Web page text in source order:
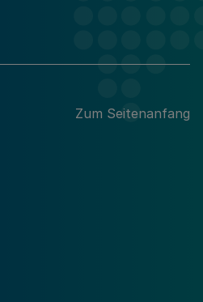
Zum Seitenanfang